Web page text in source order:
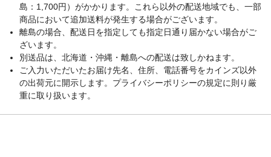
島：1,700円）がかかります。これら以外の配送地域でも、一部
商品において追加送料が発生する場合がございます。
離島の場合、配送日を指定しても指定日通り届かない場合がご
ざいます。
別送品は、北海道・沖縄・離島への配送は致しかねます。
ご入力いただいたお届け先名、住所、電話番号をカインズ以外
の出荷元に開示します。プライバシーポリシーの規定に則り厳
重に取り扱います。